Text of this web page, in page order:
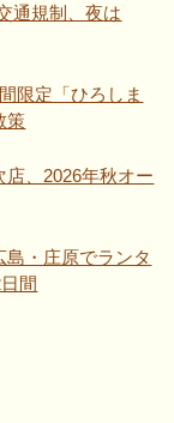
通規制、夜は
限定「ひろしま
策
店、2026年秋オー
・庄原でランタ
間